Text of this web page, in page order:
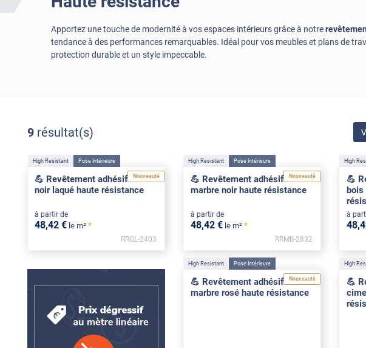
Apportez une touche de modernité à vos espaces intérieurs grâce à notre
tendance à des performances remarquables. Idéal pour vos meubles et plans de
protection durable et un style impeccable.
9 résultat(s)
Nouveauté
High Resistant Pose Intérieure
💪 Revêtement adhésif effet
noir laqué haute résistance
à partir de
48,42 € le m² *
RRGL-2403
Nouveauté
High Resistant Pose Intérieure
💪 Revêtement adhésif effet
marbre noir haute résistance
à partir de
48,42 € le m² *
RRMB-2832
High
💪
bois
à
48
Nouveauté
High Resistant Pose Intérieure
💪 Revêtement adhésif effet
marbre rosé haute résistance
High
💪